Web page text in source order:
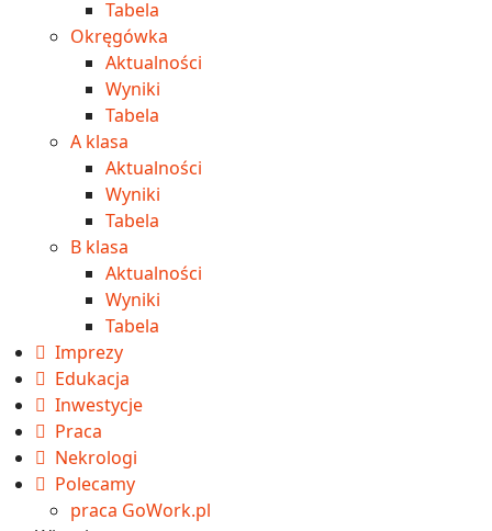
Tabela
Okręgówka
Aktualności
Wyniki
Tabela
A klasa
Aktualności
Wyniki
Tabela
B klasa
Aktualności
Wyniki
Tabela
Imprezy
Edukacja
Inwestycje
Praca
Nekrologi
Polecamy
praca GoWork.pl